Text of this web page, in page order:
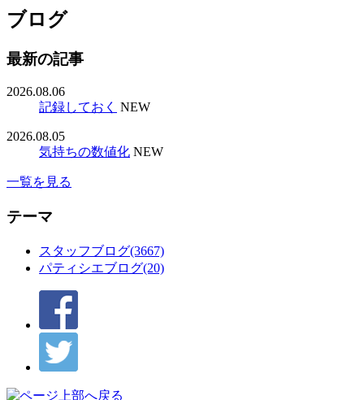
ブログ
最新の記事
2026.08.06
記録しておく NEW
2026.08.05
気持ちの数値化 NEW
一覧を見る
テーマ
スタッフブログ(3667)
パティシエブログ(20)